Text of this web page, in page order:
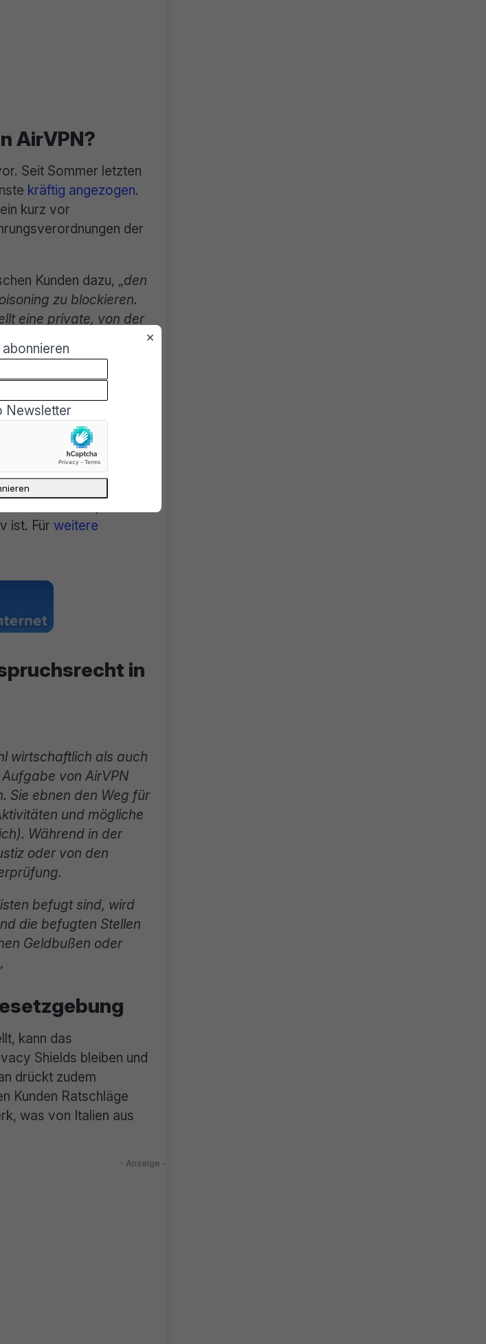
AirVPN?
Seit Sommer letzten
kräftig angezogen.
kurz vor
der
Kunden dazu, „den
zu blockieren.
eine private, von der
in eine
30 Minuten
Rechteinhabern
und keine
ohne Anhöung der
umgesetzt
falsch ist. Der
zu einem späteren
ist. Für weitere
in
wirtschaftlich als auch
von AirVPN
Sie ebnen den Weg für
und mögliche
Während in der
oder von den
befugt sind, wird
die befugten Stellen
Geldbußen oder
kann das
Shields bleiben und
drückt zudem
Kunden Ratschläge
was von Italien aus
×
Newsletter